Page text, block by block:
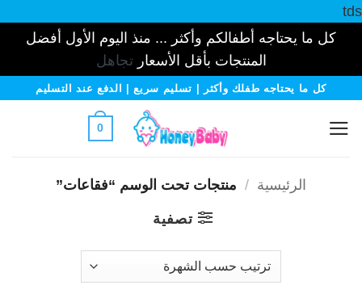
tds
كل ما يحتاجه أطفالكم وأكثر ... منذ اليوم الأول أفضل
المنتجات بأقل الأسعارتجاهل
تخطيكل ما يحتاجه طفلك وأكثر | تسليم سريع | الدفع عند التسليم
0
الرئيسية / منتجات تحت الوسم “فقاعات”
تصفية